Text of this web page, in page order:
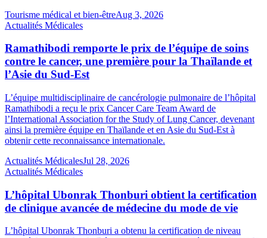
Tourisme médical et bien-êtreAug 3, 2026
Actualités Médicales
Ramathibodi remporte le prix de l’équipe de soins
contre le cancer, une première pour la Thaïlande et
l’Asie du Sud-Est
L’équipe multidisciplinaire de cancérologie pulmonaire de l’hôpital
Ramathibodi a reçu le prix Cancer Care Team Award de
l’International Association for the Study of Lung Cancer, devenant
ainsi la première équipe en Thaïlande et en Asie du Sud-Est à
obtenir cette reconnaissance internationale.
Actualités MédicalesJul 28, 2026
Actualités Médicales
L’hôpital Ubonrak Thonburi obtient la certification
de clinique avancée de médecine du mode de vie
L’hôpital Ubonrak Thonburi a obtenu la certification de niveau